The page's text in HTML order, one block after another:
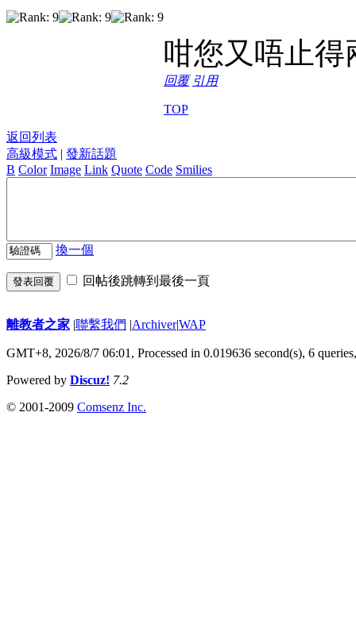
咁您又唔止得
回覆 引用
TOP
返回列表
高級模式 | 發新話題
B Color Image Link Quote Code Smilies
換一個
發表回覆 回帖後跳轉到最後一頁
離教者之家 |聯繫我們 |Archiver|WAP
GMT+8, 2026/8/7 06:01, Processed in 0.019636 second(s), 6
Powered by Discuz! 7.2
© 2001-2009 Comsenz Inc.